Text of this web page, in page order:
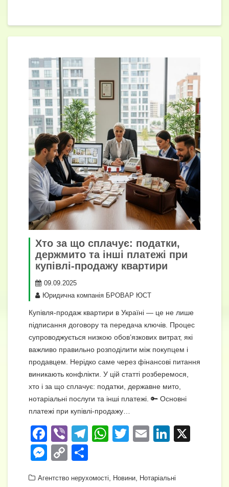
я
Хто за що сплачує: податки,
держмито та інші платежі при
купівлі-продажу квартири
09.09.2025
Юридична компанія БРОВАР ЮСТ
Купівля-продаж квартири в Україні — це не лише
підписання договору та передача ключів. Процес
супроводжується низкою обов’язкових витрат, які
важливо правильно розподілити між покупцем і
продавцем. Нерідко саме через фінансові питання
виникають конфлікти. У цій статті розберемося,
хто і за що сплачує: податки, державне мито,
нотаріальні послуги та інші платежі. 🔑 Основні
платежі при купівлі-продажу…
F
a
c
e
Vi
b
er
T
gr
W
s
T
er
E
Li
e
M
C
Агентство нерухомості Новини
Нотаріальні